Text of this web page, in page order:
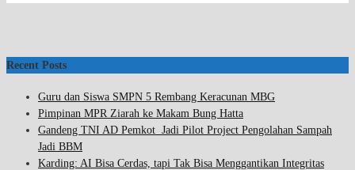
Recent Posts
Guru dan Siswa SMPN 5 Rembang Keracunan MBG
Pimpinan MPR Ziarah ke Makam Bung Hatta
Gandeng TNI AD Pemkot Jadi Pilot Project Pengolahan Sampah
Jadi BBM
Karding: AI Bisa Cerdas, tapi Tak Bisa Menggantikan Integritas